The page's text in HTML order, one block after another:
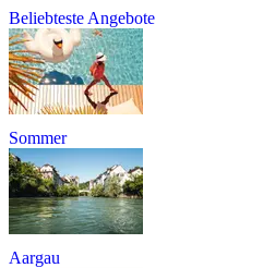
Beliebteste Angebote
Sommer
Aargau